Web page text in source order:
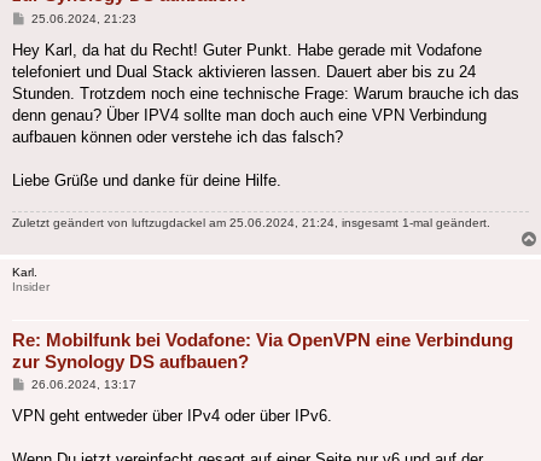
Beitrag
25.06.2024, 21:23
Hey Karl, da hat du Recht! Guter Punkt. Habe gerade mit Vodafone
telefoniert und Dual Stack aktivieren lassen. Dauert aber bis zu 24
Stunden. Trotzdem noch eine technische Frage: Warum brauche ich das
denn genau? Über IPV4 sollte man doch auch eine VPN Verbindung
aufbauen können oder verstehe ich das falsch?
Liebe Grüße und danke für deine Hilfe.
Zuletzt geändert von luftzugdackel am 25.06.2024, 21:24, insgesamt 1-mal geändert.
Karl.
Insider
Re: Mobilfunk bei Vodafone: Via OpenVPN eine Verbindung
zur Synology DS aufbauen?
Beitrag
26.06.2024, 13:17
VPN geht entweder über IPv4 oder über IPv6.